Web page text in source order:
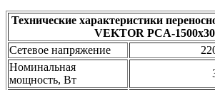
Технические характеристики
VEKTOR PCA-
Сетевое напряжение
Номинальная
мощность, Вт